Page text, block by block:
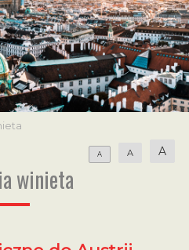
A A A
winieta